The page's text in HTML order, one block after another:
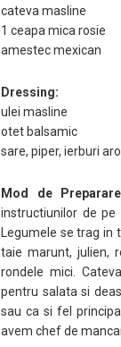
cateva masline
1 ceapa mica rosie
amestec mexican
Dressing:
ulei masline
otet balsamic
sare, piper, ierburi
Mod de
instructiunilor de
Legumele se trag in
taie marunt, julien,
rondele mici.
pentru salata si
sau ca si fel
avem chef de